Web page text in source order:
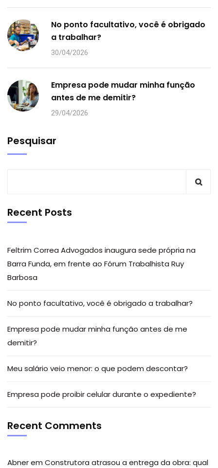
No ponto facultativo, você é obrigado
a trabalhar?
30/04/2026
Empresa pode mudar minha função
antes de me demitir?
29/04/2026
Pesquisar
Recent Posts
Feltrim Correa Advogados inaugura sede própria na
Barra Funda, em frente ao Fórum Trabalhista Ruy
Barbosa
No ponto facultativo, você é obrigado a trabalhar?
Empresa pode mudar minha função antes de me
demitir?
Meu salário veio menor: o que podem descontar?
Empresa pode proibir celular durante o expediente?
Recent Comments
Abnerem Construtora atrasou a entrega da obra: qual